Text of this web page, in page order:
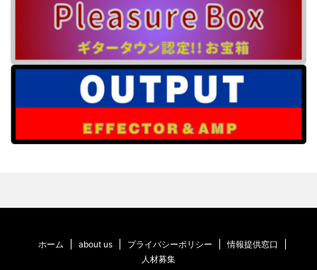
ホーム about us プライバシーポリシー
情報提供窓口
人材募集